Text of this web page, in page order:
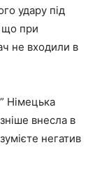
удару під
що при
не входили в
Німецька
внесла в
негатив